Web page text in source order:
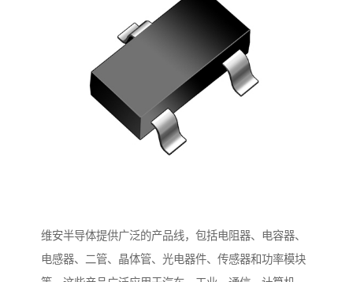
维安半导体提供广泛的产品线，包括电阻器、电容器、
电感器、二管、晶体管、光电器件、传感器和功率模块